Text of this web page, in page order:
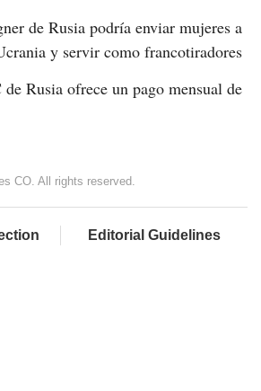
de Rusia podría enviar mujeres a
y servir como francotiradores
Rusia ofrece un pago mensual de
CO. All rights reserved.
Editorial Guidelines